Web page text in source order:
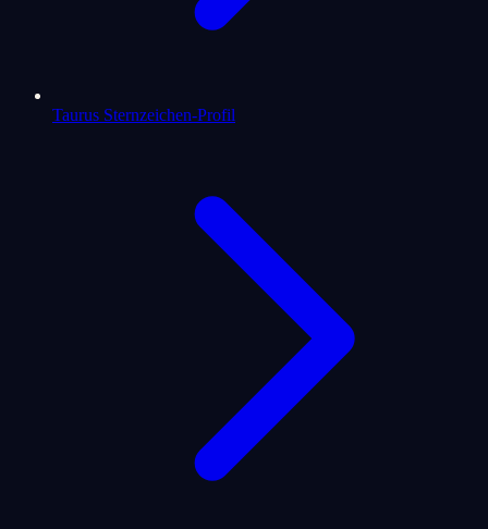
Taurus Sternzeichen-Profil